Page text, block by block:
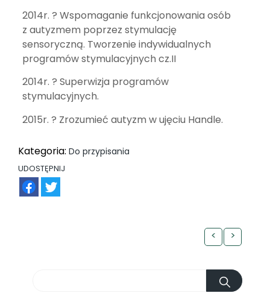
2014r. ? Wspomaganie funkcjonowania osób
z autyzmem poprzez stymulację
sensoryczną. Tworzenie indywidualnych
programów stymulacyjnych cz.II
2014r. ? Superwizja programów
stymulacyjnych.
2015r. ? Zrozumieć autyzm w ujęciu Handle.
Kategoria: Do przypisania
UDOSTĘPNIJ
< >